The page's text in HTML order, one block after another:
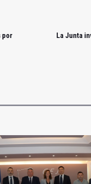
por
La Junta